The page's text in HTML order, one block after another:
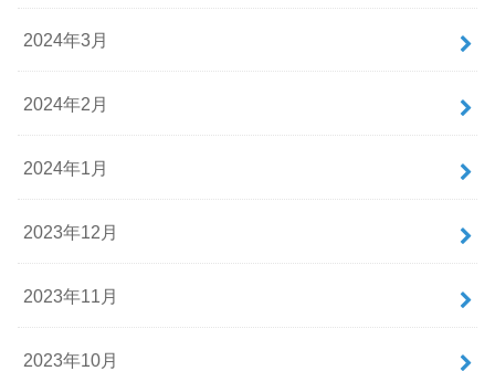
2024年3月
2024年2月
2024年1月
2023年12月
2023年11月
2023年10月